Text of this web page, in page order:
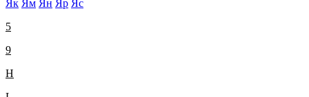
Як Ям Ян Яр Яс
5
9
H